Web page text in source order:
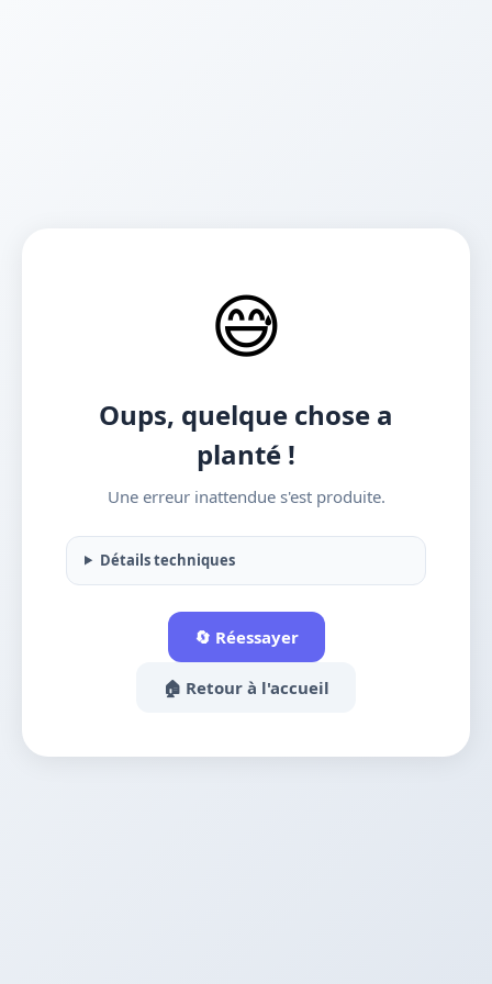
😅
Oups, quelque chose a
planté !
Une erreur inattendue s'est produite.
Détails techniques
🔄 Réessayer
🏠 Retour à l'accueil